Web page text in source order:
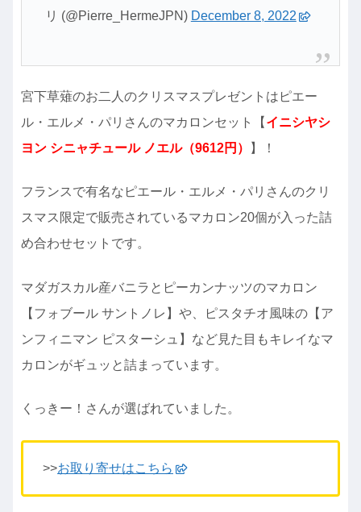
リ (@Pierre_HermeJPN) December 8, 2022
宮下草薙のお二人のクリスマスプレゼントはピエー
ル・エルメ・パリさんのマカロンセット【 イニシヤシ
ヨン シニャチュール ノエル（9612円）
】！
フランスで有名なピエール・エルメ・パリさんのクリ
スマス限定で販売されているマカロン20個が入った詰
め合わせセットです。
マダガスカル産バニラとピーカンナッツのマカロン
【フォブール サントノレ】や、ピスタチオ風味の【ア
ンフィニマン ピスターシュ】など見た目もキレイなマ
カロンがギュッと詰まっています。
くっきー！さんが選ばれていました。
>>お取り寄せはこちら